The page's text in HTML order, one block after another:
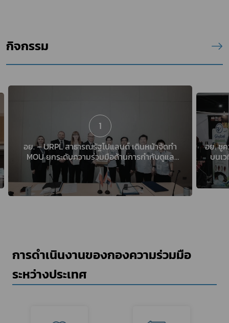
กิจกรรม
1
อย. – URPL สาธารณรัฐโปแลนด์ เดินหน้าจัดทำ
MOU ยกระดับความร่วมมือด้านการกำกับดูแล
ผลิตภัณฑ์สุขภาพ
อย. ชู
บนเ
มูล
การดำเนินงานของกองความร่วมมือ
ระหว่างประเทศ